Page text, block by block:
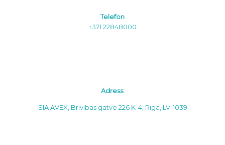
Telefon
+371 22848000
Adress:
SIA AVEX, Brivibas gatve 226 K-4, Riga, LV-1039